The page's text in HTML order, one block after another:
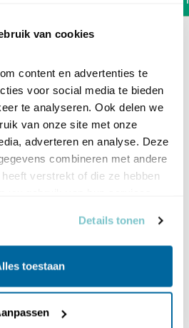
van cookies
content en advertenties te
voor social media te bieden
te analyseren. Ook delen we
van onze site met onze
adverteren en analyse. Deze
combineren met andere
verstrekt of die ze hebben
Details tonen
toestaan
op 10 juni 2024, 15:22 |